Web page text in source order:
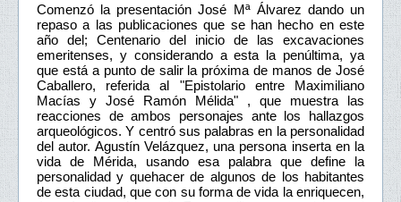
Comenzó la presentación José Mª Álvarez dando un
repaso a las publicaciones que se han hecho en este
año del; Centenario del inicio de las excavaciones
emeritenses, y considerando a esta la penúltima, ya
que está a punto de salir la próxima de manos de José
Caballero, referida al "Epistolario entre Maximiliano
Macías y José Ramón Mélida" , que muestra las
reacciones de ambos personajes ante los hallazgos
arqueológicos. Y centró sus palabras en la personalidad
del autor. Agustín Velázquez, una persona inserta en la
vida de Mérida, usando esa palabra que define la
personalidad y quehacer de algunos de los habitantes
de esta ciudad, que con su forma de vida la enriquecen,